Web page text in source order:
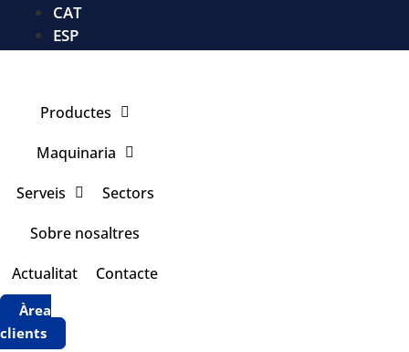
CAT
ESP
Productes
Maquinaria
Serveis
Sectors
Sobre nosaltres
Actualitat
Contacte
Àrea
clients